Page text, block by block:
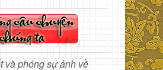
và phóng sự ảnh về